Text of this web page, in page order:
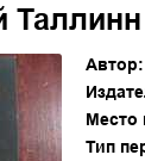
Таллинн
Автор:
Место
Тип